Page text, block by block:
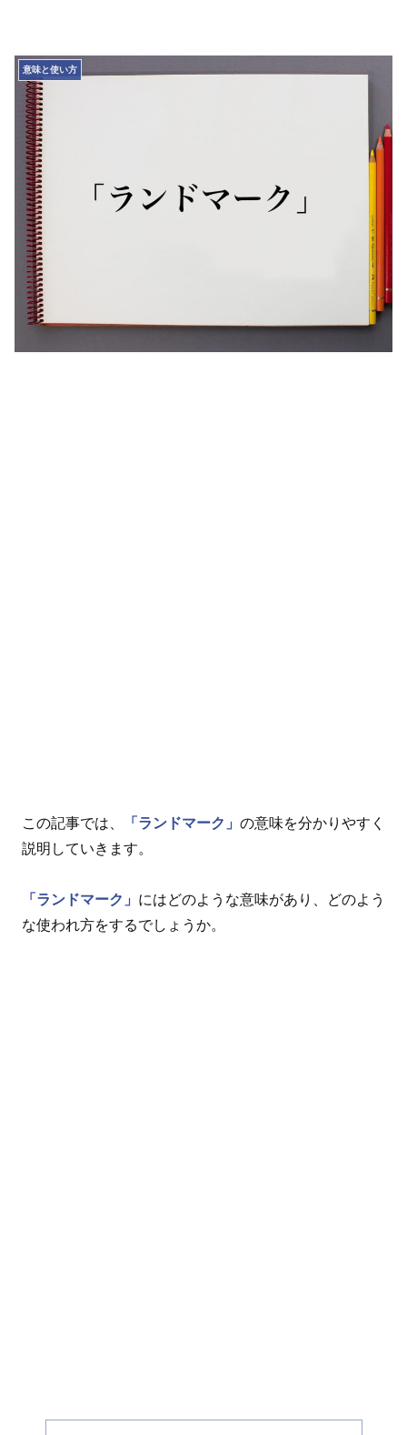
意味と使い方
この記事では、 「ランドマーク」 の意味を分かりやすく
説明していきます。
「ランドマーク」 にはどのような意味があり、どのよう
な使われ方をするでしょうか。